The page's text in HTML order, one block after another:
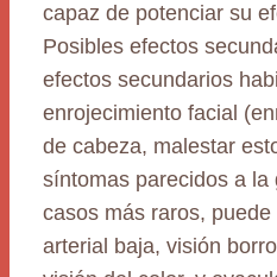
capaz de potenciar su
Posibles efectos
efectos secundarios
enrojecimiento facial
de cabeza, malestar
síntomas parecidos a la
casos más raros,
arterial baja, visión